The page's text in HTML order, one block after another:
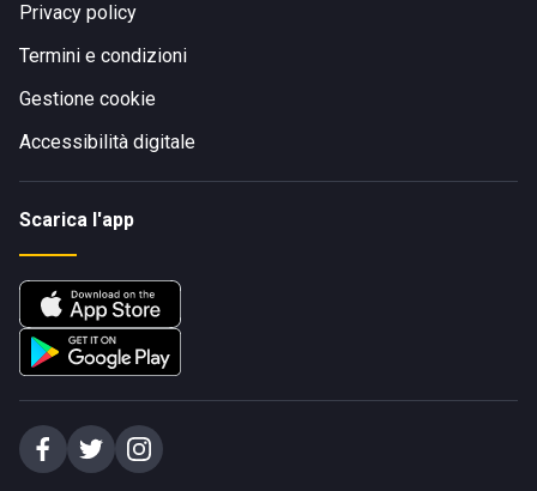
Privacy policy
Termini e condizioni
Gestione cookie
Accessibilità digitale
Scarica l'app